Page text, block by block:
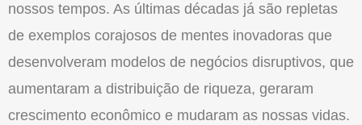
nossos tempos. As últimas décadas já são repletas
de exemplos corajosos de mentes inovadoras que
desenvolveram modelos de negócios disruptivos, que
aumentaram a distribuição de riqueza, geraram
crescimento econômico e mudaram as nossas vidas.